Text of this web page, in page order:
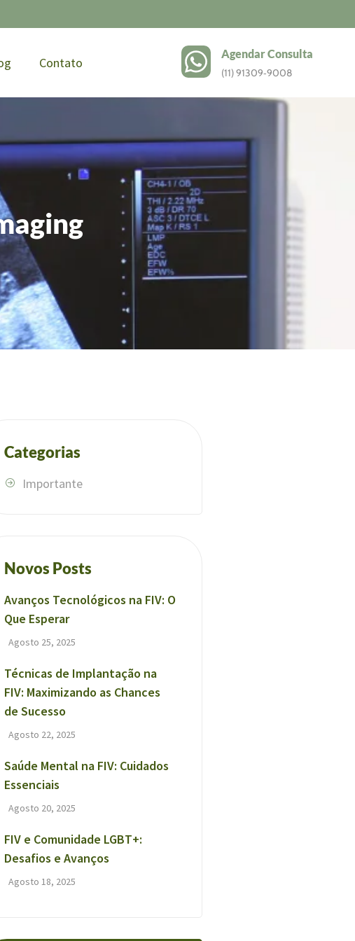
Contato
Agendar Consulta
(11) 91309‑9008
Categorias
Importante
Novos Posts
Avanços Tecnológicos na FIV: O
Que Esperar
Agosto 25, 2025
Técnicas de Implantação na
FIV: Maximizando as Chances
de Sucesso
Agosto 22, 2025
Saúde Mental na FIV: Cuidados
Essenciais
Agosto 20, 2025
FIV e Comunidade LGBT+:
Desafios e Avanços
Agosto 18, 2025